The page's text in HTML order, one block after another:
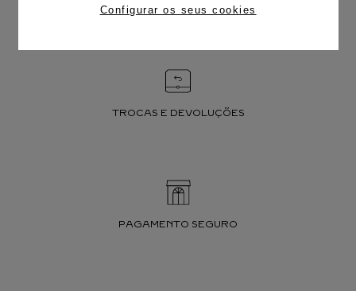
Configurar os seus cookies
TROCAS E DEVOLUÇÕES
PAGAMENTO SEGURO